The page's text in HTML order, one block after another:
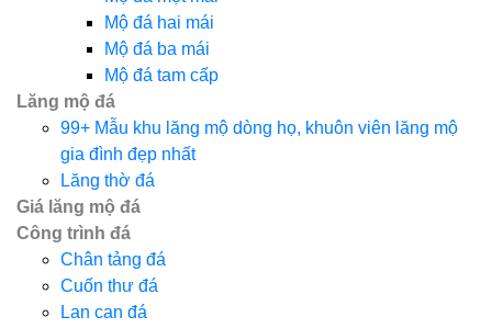
Mộ đá hai mái
Mộ đá ba mái
Mộ đá tam cấp
Lăng mộ đá
99+ Mẫu khu lăng mộ dòng họ, khuôn viên lăng mộ
gia đình đẹp nhất
Lăng thờ đá
Giá lăng mộ đá
Công trình đá
Chân tảng đá
Cuốn thư đá
Lan can đá